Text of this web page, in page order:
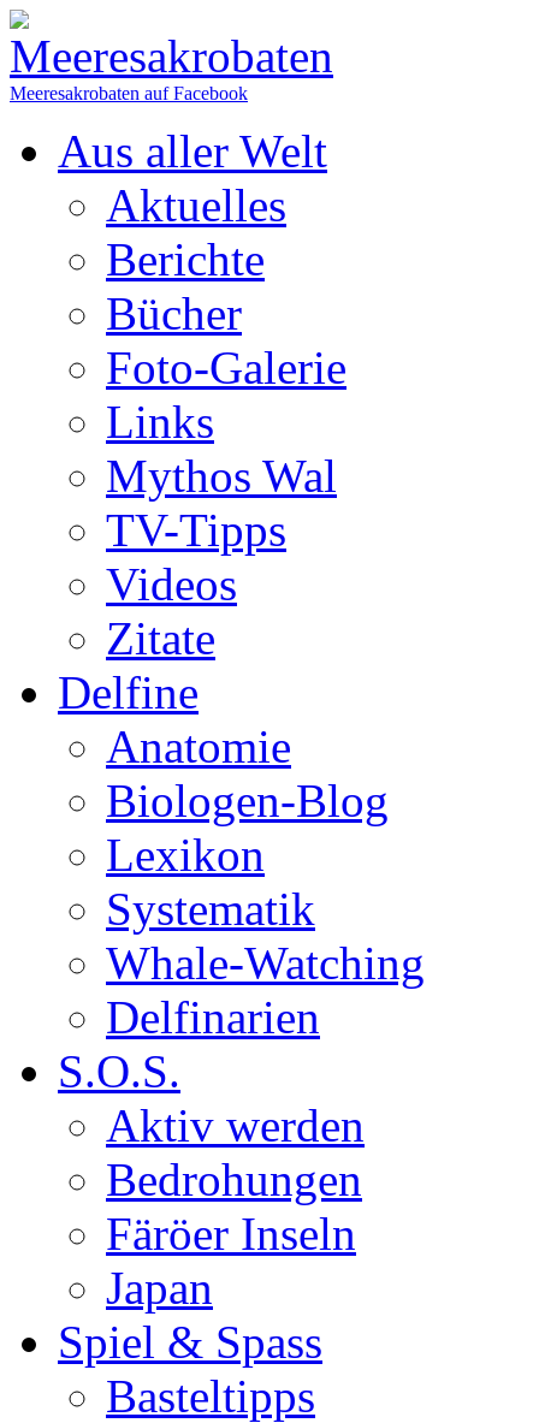
Meeresakrobaten auf Facebook
Aus aller Welt
Aktuelles
Berichte
Bücher
Foto-Galerie
Links
Mythos Wal
TV-Tipps
Videos
Zitate
Delfine
Anatomie
Biologen-Blog
Lexikon
Systematik
Whale-Watching
Delfinarien
S.O.S.
Aktiv werden
Bedrohungen
Färöer Inseln
Japan
Spiel & Spass
Basteltipps